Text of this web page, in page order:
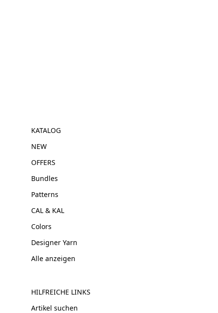
KATALOG
NEW
OFFERS
Bundles
Patterns
CAL & KAL
Colors
Designer Yarn
Alle anzeigen
HILFREICHE LINKS
Artikel suchen